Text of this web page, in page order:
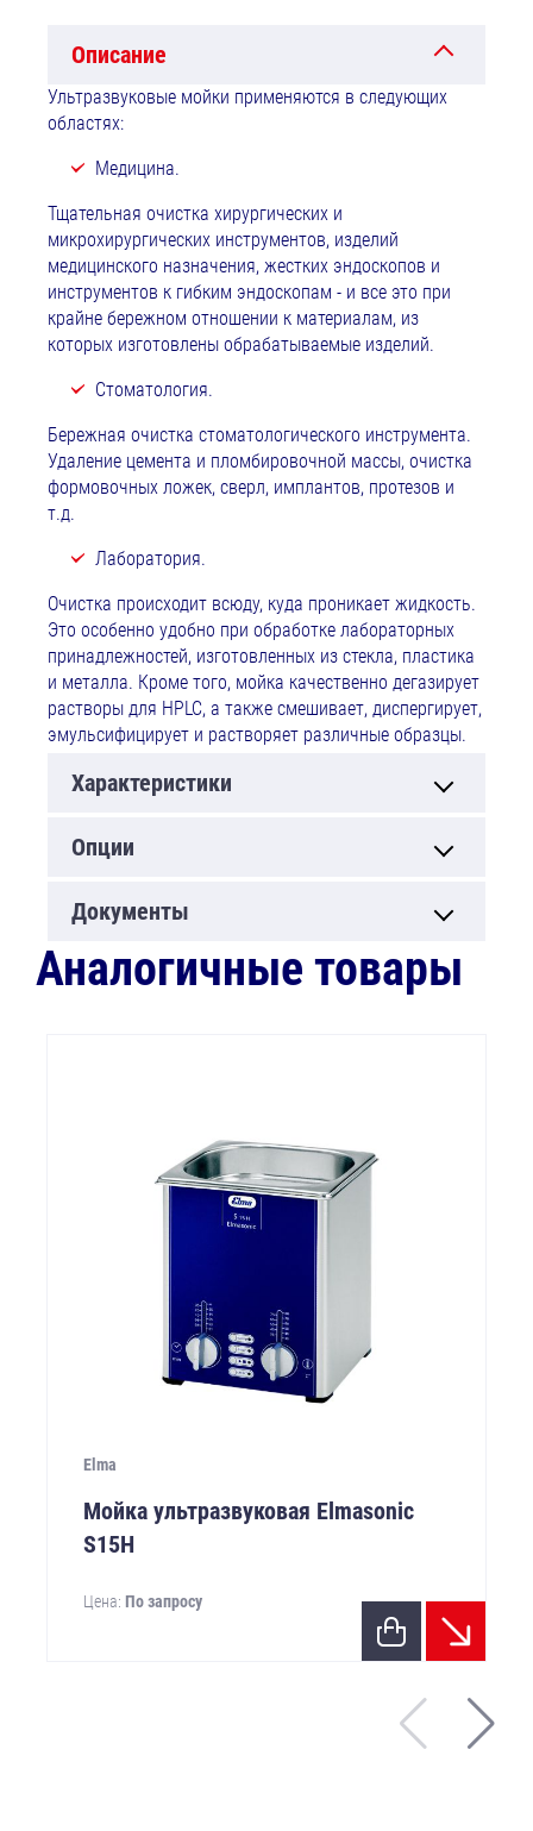
Описание
Ультразвуковые мойки применяются в следующих
областях:
Медицина.
Тщательная очистка хирургических и
микрохирургических инструментов, изделий
медицинского назначения, жестких эндоскопов и
инструментов к гибким эндоскопам - и все это при
крайне бережном отношении к материалам, из
которых изготовлены обрабатываемые изделий.
Стоматология.
Бережная очистка стоматологического инструмента.
Удаление цемента и пломбировочной массы, очистка
формовочных ложек, сверл, имплантов, протезов и
т.д.
Лаборатория.
Очистка происходит всюду, куда проникает жидкость.
Это особенно удобно при обработке лабораторных
принадлежностей, изготовленных из стекла, пластика
и металла. Кроме того, мойка качественно дегазирует
растворы для HPLC, а также смешивает, диспергирует,
эмульсифицирует и растворяет различные образцы.
Характеристики
Опции
Документы
Аналогичные товары
Elma
Мойка ультразвуковая Elmasonic
S15H
Цена: По запросу